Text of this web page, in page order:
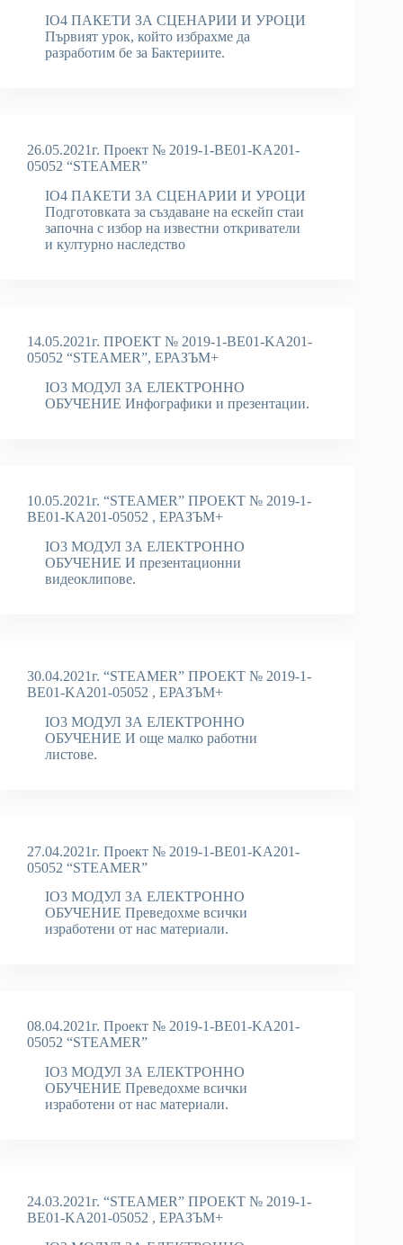
IO4 ПАКЕТИ ЗА СЦЕНАРИИ И УРОЦИ
Първият урок, който избрахме да
разработим бе за Бактериите.
26.05.2021г. Проект № 2019-1-BE01-KA201-
05052 “STEAMER”
IO4 ПАКЕТИ ЗА СЦЕНАРИИ И УРОЦИ
Подготовката за създаване на ескейп стаи
започна с избор на известни откриватели
и културно наследство
14.05.2021г. ПРОЕКТ № 2019-1-BE01-KA201-
05052 “STEAMER”, ЕРАЗЪМ+
IO3 МОДУЛ ЗА ЕЛЕКТРОННО
ОБУЧЕНИЕ Инфографики и презентации.
10.05.2021г. “STEAMER” ПРОЕКТ № 2019-1-
BE01-KA201-05052 , ЕРАЗЪМ+
IO3 МОДУЛ ЗА ЕЛЕКТРОННО
ОБУЧЕНИЕ И презентационни
видеоклипове.
30.04.2021г. “STEAMER” ПРОЕКТ № 2019-1-
BE01-KA201-05052 , ЕРАЗЪМ+
IO3 МОДУЛ ЗА ЕЛЕКТРОННО
ОБУЧЕНИЕ И още малко работни
листове.
27.04.2021г. Проект № 2019-1-BE01-KA201-
05052 “STEAMER”
IO3 МОДУЛ ЗА ЕЛЕКТРОННО
ОБУЧЕНИЕ Преведохме всички
изработени от нас материали.
08.04.2021г. Проект № 2019-1-BE01-KA201-
05052 “STEAMER”
IO3 МОДУЛ ЗА ЕЛЕКТРОННО
ОБУЧЕНИЕ Преведохме всички
изработени от нас материали.
24.03.2021г. “STEAMER” ПРОЕКТ № 2019-1-
BE01-KA201-05052 , ЕРАЗЪМ+